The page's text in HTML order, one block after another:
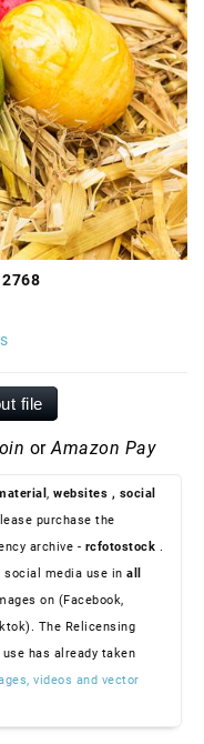
file
orAmazon Pay
, websites , social
purchase the
archive - rcfotostock .
media use in all
on (Facebook,
The Relicensing
has already taken
videos and vector